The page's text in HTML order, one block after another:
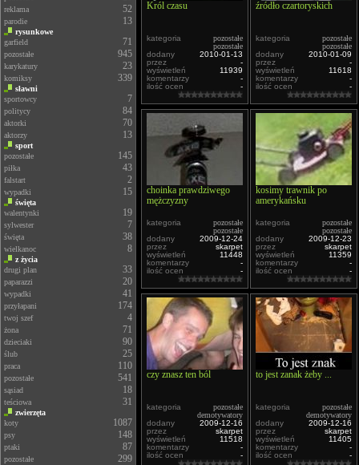
reklama 52
parodie 13
rysunkowe
garfield
71
pozostałe 945
karykatury 23
komiksy 339
sławni
sportowcy
7
politycy 84
aktorki 70
aktorzy 13
sport
pozostałe
145
piłka 43
falstart 2
wypadki 15
święta
walentynki
19
sylwester 7
święta 38
wielkanoc 8
z życia
drugi plan
33
paparazzi 20
wypadki 41
przyłapani 174
twoj szef 4
żona 71
dzieciaki 90
ślub 25
praca 110
pozostałe 541
sąsiad 18
teściowa 31
zwierzęta
koty
1087
psy 148
ptaki 87
pozostałe 299
Król czasu
kategoria
pozostałe
pozostałe
dodany
2010-01-13
przez
-
wyświetleń
11939
komentarzy
-
ilość ocen
-
źródło czartoryskich
kategoria
pozostałe
pozostałe
dodany
2010-01-09
przez
-
wyświetleń
11618
komentarzy
-
ilość ocen
-
choinka prawdziwego
mężczyzny
kategoria
pozostałe
pozostałe
dodany
2009-12-24
przez
skarpet
wyświetleń
11448
komentarzy
-
ilość ocen
-
kosimy trawnik po
amerykańsku
kategoria
pozostałe
pozostałe
dodany
2009-12-23
przez
skarpet
wyświetleń
11359
komentarzy
-
ilość ocen
-
czy znasz ten ból
kategoria
pozostałe
demotywatory
dodany
2009-12-16
przez
skarpet
wyświetleń
11518
komentarzy
-
ilość ocen
-
to jest zanak żeby ...
kategoria
pozostałe
demotywatory
dodany
2009-12-16
przez
skarpet
wyświetleń
11405
komentarzy
-
ilość ocen
-